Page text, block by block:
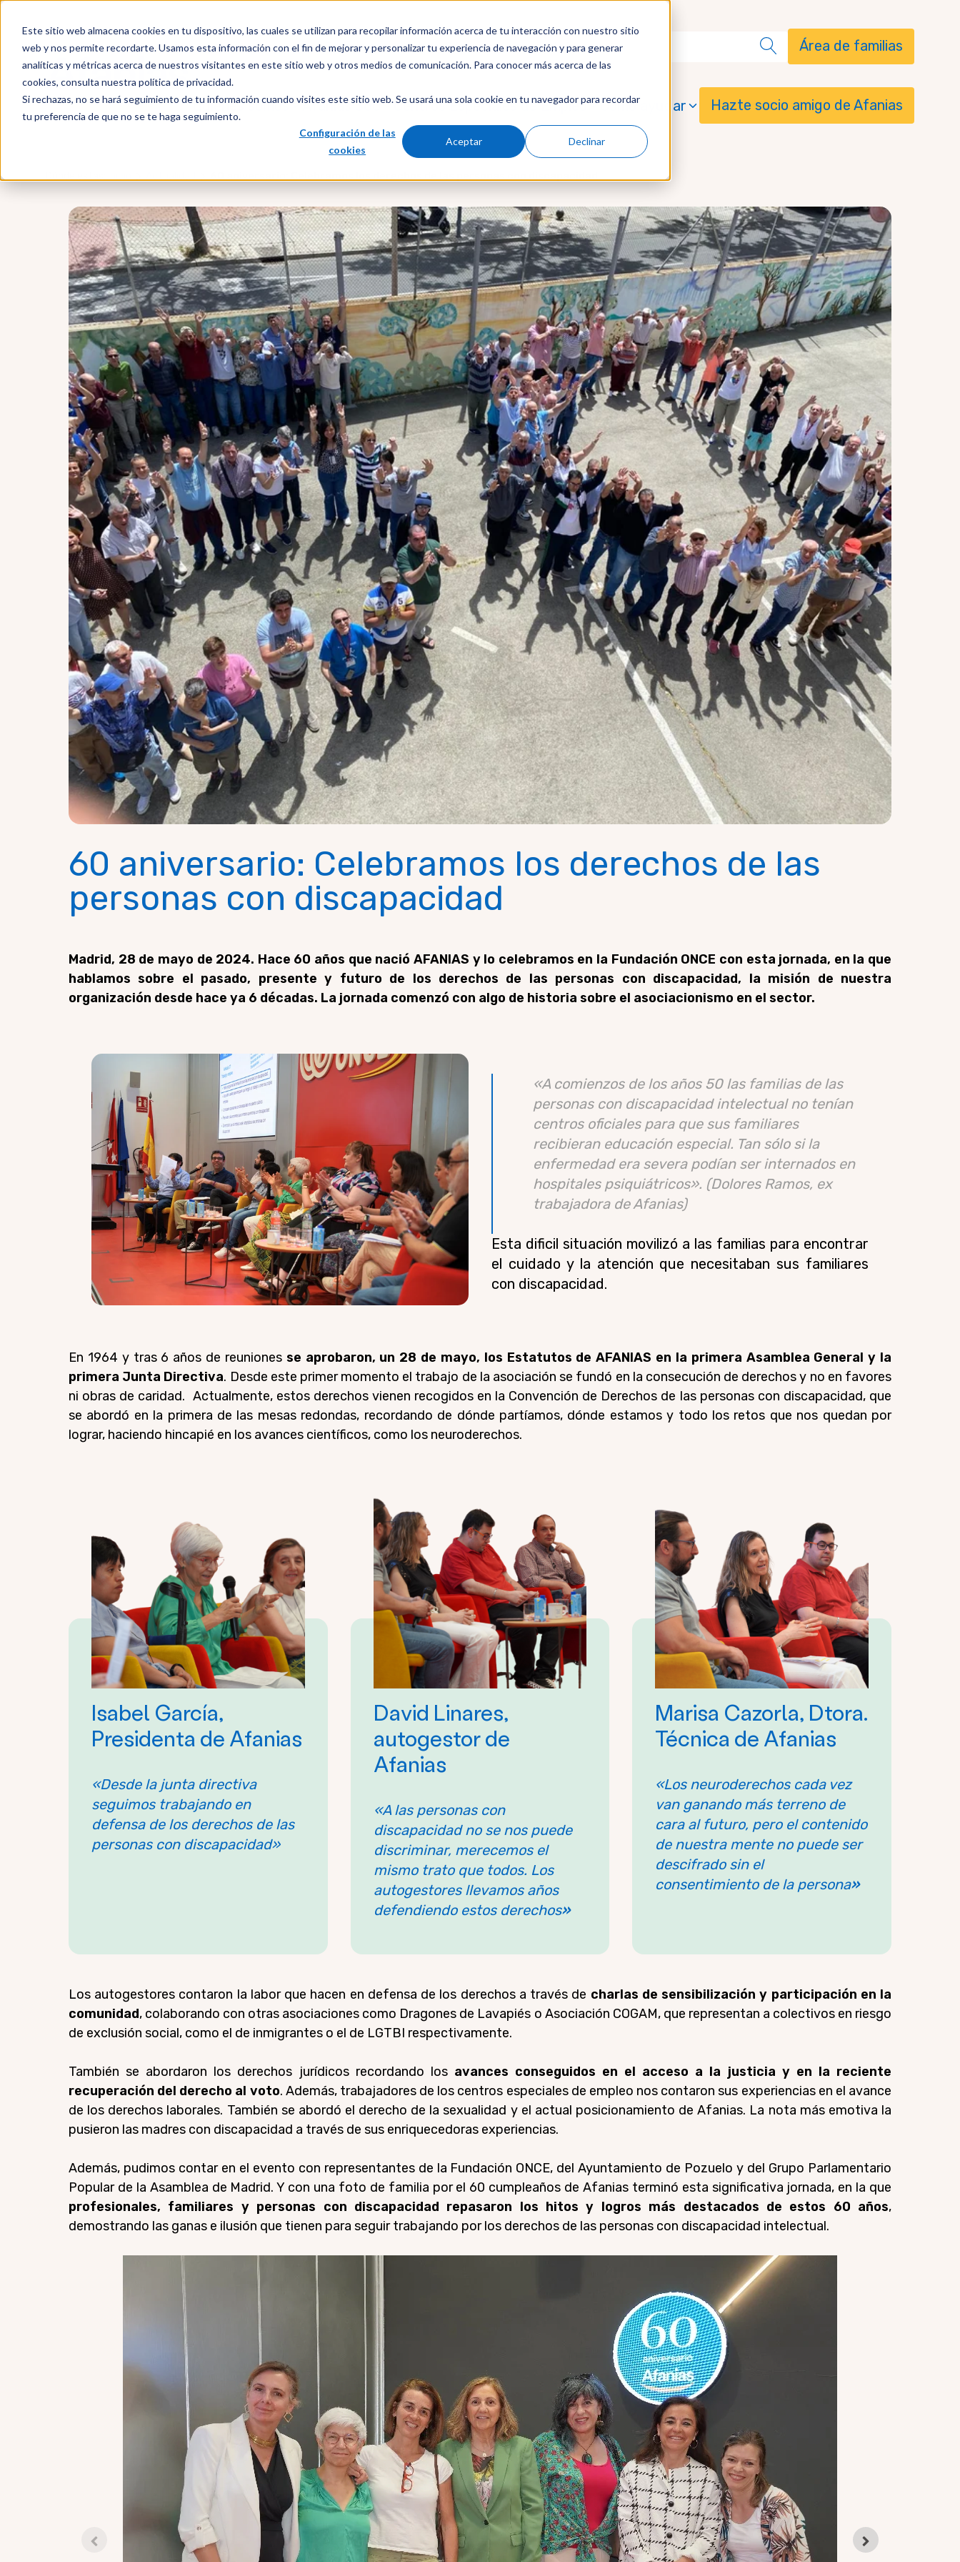
Este sitio web almacena cookies en tu dispositivo, las cuales se utilizan para recopilar información acerca de tu interacción con nuestro sitio
web y nos permite recordarte. Usamos esta información con el fin de mejorar y personalizar tu experiencia de navegación y para generar
analíticas y métricas acerca de nuestros visitantes en este sitio web y otros medios de comunicación. Para conocer más acerca de las
cookies, consulta nuestra política de privacidad.
Si rechazas, no se hará seguimiento de tu información cuando visites este sitio web. Se usará una sola cookie en tu navegador para recordar
tu preferencia de que no se te haga seguimiento.
Configuración de las
cookies
Aceptar Declinar
Trabaja con nosotros ¿Cómo puedo ayudarte? Área de familias
Quiénes somos Afanias 360 Centros Especiales de Empleo Cómo ayudar Hazte socio amigo de Afanias
60 aniversario: Celebramos los derechos de las
personas con discapacidad
Madrid, 28 de mayo de 2024. Hace 60 años que nació AFANIAS y lo celebramos en la Fundación ONCE con esta jornada, en la que
hablamos sobre el pasado, presente y futuro de los derechos de las personas con discapacidad, la misión de nuestra
organización desde hace ya 6 décadas. La jornada comenzó con algo de historia sobre el asociacionismo en el sector.
«A comienzos de los años 50 las familias de las
personas con discapacidad intelectual no tenían
centros oficiales para que sus familiares
recibieran educación especial. Tan sólo si la
enfermedad era severa podían ser internados en
hospitales psiquiátricos». (Dolores Ramos, ex
trabajadora de Afanias)
Esta dificil situación movilizó a las familias para encontrar
el cuidado y la atención que necesitaban sus familiares
con discapacidad.
En 1964 y tras 6 años de reuniones se aprobaron, un 28 de mayo, los Estatutos de AFANIAS en la primera Asamblea General y la
primera Junta Directiva. Desde este primer momento el trabajo de la asociación se fundó en la consecución de derechos y no en favores
ni obras de caridad. Actualmente, estos derechos vienen recogidos en la Convención de Derechos de las personas con discapacidad, que
se abordó en la primera de las mesas redondas, recordando de dónde partíamos, dónde estamos y todo los retos que nos quedan por
lograr, haciendo hincapié en los avances científicos, como los neuroderechos.
Isabel García,
Presidenta de Afanias
«Desde la junta directiva
seguimos trabajando en
defensa de los derechos de las
personas con discapacidad»
David Linares,
autogestor de
Afanias
«A las personas con
discapacidad no se nos puede
discriminar, merecemos el
mismo trato que todos. Los
autogestores llevamos años
defendiendo estos derechos»
Marisa Cazorla, Dtora.
Técnica de Afanias
«Los neuroderechos cada vez
van ganando más terreno de
cara al futuro, pero el contenido
de nuestra mente no puede ser
descifrado sin el
consentimiento de la persona»
Los autogestores contaron la labor que hacen en defensa de los derechos a través de charlas de sensibilización y participación en la
comunidad, colaborando con otras asociaciones como Dragones de Lavapiés o Asociación COGAM, que representan a colectivos en riesgo
de exclusión social, como el de inmigrantes o el de LGTBI respectivamente.
También se abordaron los derechos jurídicos recordando los avances conseguidos en el acceso a la justicia y en la reciente
recuperación del derecho al voto. Además, trabajadores de los centros especiales de empleo nos contaron sus experiencias en el avance
de los derechos laborales. También se abordó el derecho de la sexualidad y el actual posicionamiento de Afanias. La nota más emotiva la
pusieron las madres con discapacidad a través de sus enriquecedoras experiencias.
Además, pudimos contar en el evento con representantes de la Fundación ONCE, del Ayuntamiento de Pozuelo y del Grupo Parlamentario
Popular de la Asamblea de Madrid. Y con una foto de familia por el 60 cumpleaños de Afanias terminó esta significativa jornada, en la que
profesionales, familiares y personas con discapacidad repasaron los hitos y logros más destacados de estos 60 años,
demostrando las ganas e ilusión que tienen para seguir trabajando por los derechos de las personas con discapacidad intelectual.